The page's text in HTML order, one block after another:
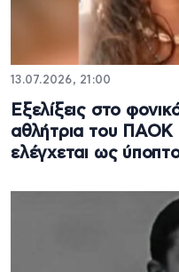
13.07.2026, 21:00
Εξελίξεις στο
αθλήτρια του ΠΑΟΚ
ελέγχεται ως